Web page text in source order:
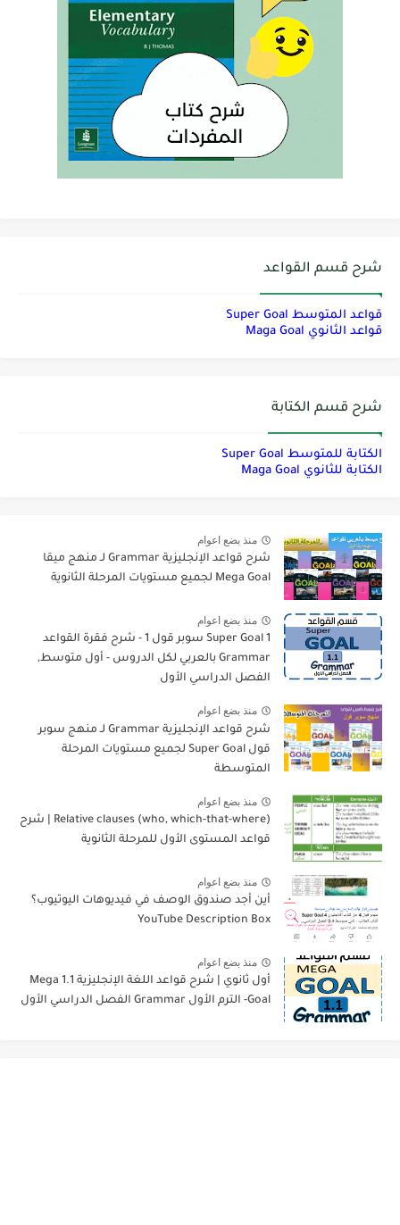
شرح قسم القواعد
قواعد المتوسط Super Goal
قواعد الثانوي Maga Goal
شرح قسم الكتابة
الكتابة للمتوسط Super Goal
الكتابة للثانوي Maga Goal
منذ بضع اعوام
شرح قواعد الإنجليزية Grammar لـ منهج ميقا
Mega Goal لجميع مستويات المرحلة الثانوية
منذ بضع اعوام
Super Goal 1 سوبر قول 1 - شرح فقرة القواعد
Grammar بالعربي لكل الدروس - أول متوسط,
الفصل الدراسي الأول
منذ بضع اعوام
شرح قواعد الإنجليزية Grammar لـ منهج سوبر
قول Super Goal لجميع مستويات المرحلة
المتوسطة
منذ بضع اعوام
Relative clauses (who, which-that-where) | شرح
قواعد المستوى الأول للمرحلة الثانوية
منذ بضع اعوام
أين أجد صندوق الوصف في فيديوهات اليوتيوب؟
YouTube Description Box
منذ بضع اعوام
أول ثانوي | شرح قواعد اللغة الإنجليزية 1.1 Mega
Goal- الترم الأول Grammar الفصل الدراسي الأول